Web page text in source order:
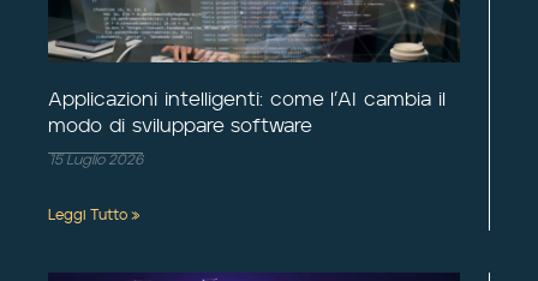
Applicazioni intelligenti: come l’AI cambia il
modo di sviluppare software
15 Luglio 2026
Leggi Tutto »